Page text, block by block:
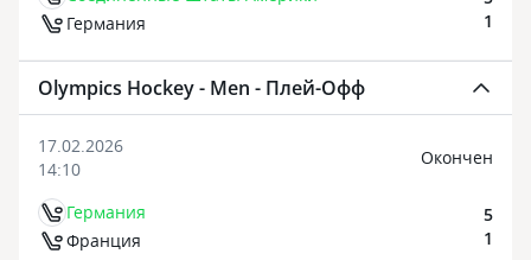
Германия
1
Olympics Hockey - Men - Плей-Офф
17.02.2026
14:10
Германия
Франция
Oкончен
5
1